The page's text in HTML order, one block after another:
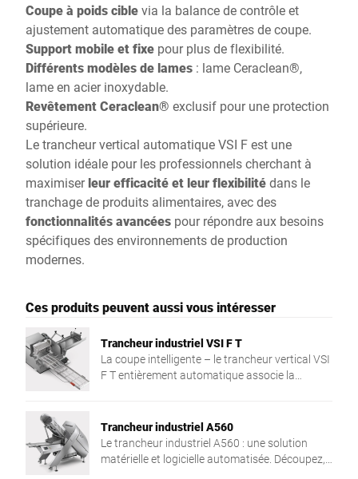
Coupe à poids ciblevia la balance de contrôle et
ajustement automatique des paramètres de coupe.
Support mobile et fixe pour plus de flexibilité.
Différents modèles de lames : lame Ceraclean®,
lame en acier inoxydable.
Revêtement Ceraclean® exclusif pour une protection
supérieure.
Le trancheur vertical automatique VSI F est une
solution idéale pour les professionnels cherchant à
maximiserleur efficacité et leur flexibilitédans le
tranchage de produits alimentaires, avec des
fonctionnalités avancées pour répondre aux besoins
spécifiques des environnements de production
modernes.
Ces produits peuvent aussi vous intéresser
Trancheur industriel VSI F T
La coupe intelligente – le trancheur vertical VSI
F T entièrement automatique associe la
de production. La solution individuelle pour
plus de flexibilité et d'efficacité.
Trancheur industriel A560
Le trancheur industriel A560 : une solution
matérielle et logicielle automatisée. Découpez,